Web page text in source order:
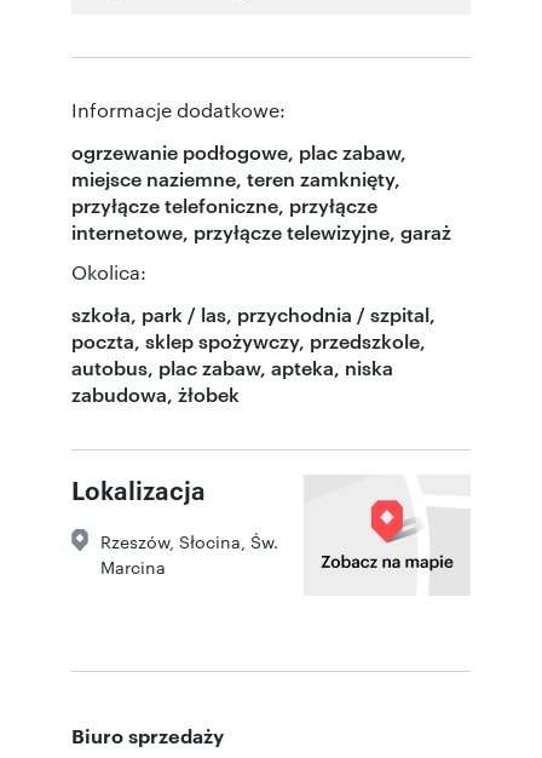
Informacje dodatkowe:
ogrzewanie podłogowe, plac zabaw,
miejsce naziemne, teren zamknięty,
przyłącze telefoniczne, przyłącze
internetowe, przyłącze telewizyjne, garaż
Okolica:
szkoła, park / las, przychodnia / szpital,
poczta, sklep spożywczy, przedszkole,
autobus, plac zabaw, apteka, niska
zabudowa, żłobek
Lokalizacja
Rzeszów, Słocina, Św.
Marcina
Biuro sprzedaży